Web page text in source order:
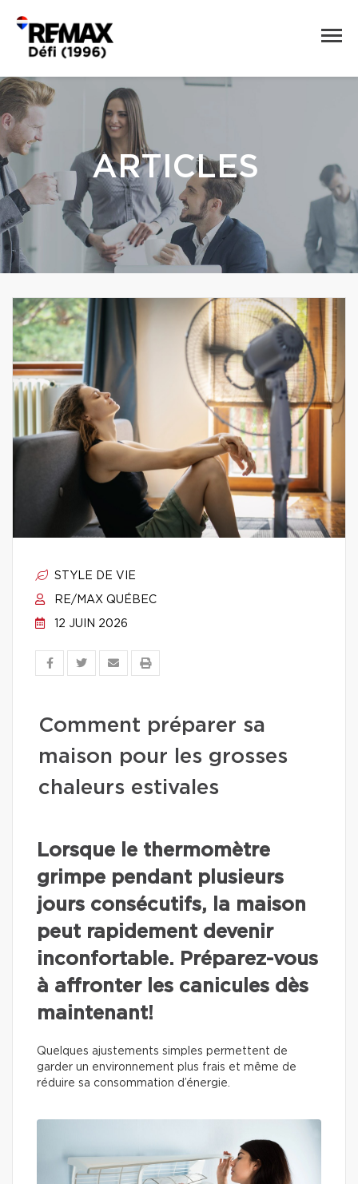
ARTICLES
STYLE DE VIE
RE/MAX QUÉBEC
12 JUIN 2026
Comment préparer sa
maison pour les grosses
chaleurs estivales
Lorsque le thermomètre
grimpe pendant plusieurs
jours consécutifs, la maison
peut rapidement devenir
inconfortable. Préparez-vous
à affronter les canicules dès
maintenant!
Quelques ajustements simples permettent de
garder un environnement plus frais et même de
réduire sa consommation d’énergie.